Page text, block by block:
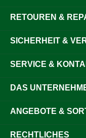
RETOUREN &
SICHERHEIT &
SERVICE &
DAS
ANGEBOTE &
RECHTLICHES